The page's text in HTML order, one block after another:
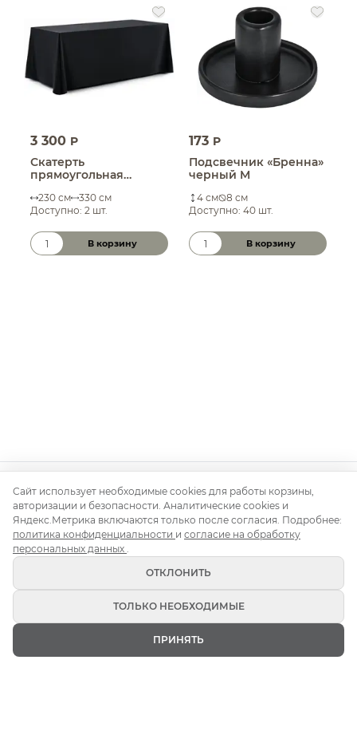
3 300 P
Скатерть
прямоугольная
230 см
330 см
Доступно: 2 шт.
Количество товара
В корзину
173 P
Подсвечник «Бренна»
черный M
4 см
8 см
Доступно: 40 шт.
Количество товара
В корзину
Контакты О насДоставка и монтажПравила аренды
Аренда для свадьбыАренда для корпоратива
Аренда на день рождения Блог
Кьявари 2026 (c) Все права защищены
Сайт использует необходимые cookies для работы корзины,
авторизации и безопасности. Аналитические cookies и
Яндекс.Метрика включаются только после согласия. Подробнее:
политика конфиденциальности и согласие на обработку
персональных данных .
ОТКЛОНИТЬ
ТОЛЬКО НЕОБХОДИМЫЕ
ПРИНЯТЬ